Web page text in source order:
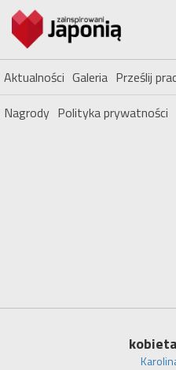
Aktualności Galeria Prześlij
Nagrody Polityka prywatności